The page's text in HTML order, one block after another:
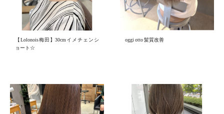
【Lolonois梅田】30cmイメチェンシ
ョート☆
oggi otto 髪質改善